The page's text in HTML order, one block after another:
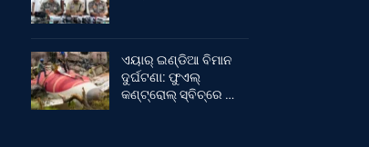
ଏୟାର୍ ଇଣ୍ଡିଆ ବିମାନ
ଦୁର୍ଘଟଣା: ଫୁଏଲ୍‌
କଣ୍ଟ୍ରୋଲ୍‌ ସ୍ବିଚ୍‌ରେ …